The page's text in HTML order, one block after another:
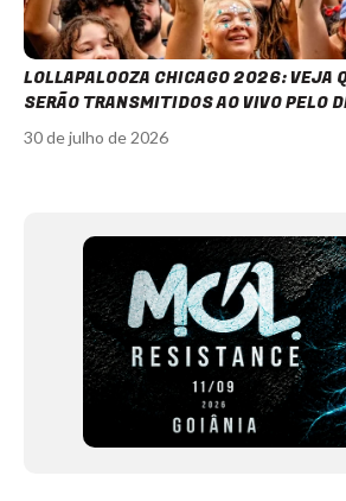
LOLLAPALOOZA CHICAGO 2026: VEJA
SERÃO TRANSMITIDOS AO VIVO PELO
30 de julho de 2026